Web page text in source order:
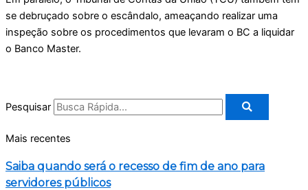
se debruçado sobre o escândalo, ameaçando realizar uma
inspeção sobre os procedimentos que levaram o BC a liquidar
o Banco Master.
Pesquisar
Mais recentes
Saiba quando será o recesso de fim de ano para
servidores públicos